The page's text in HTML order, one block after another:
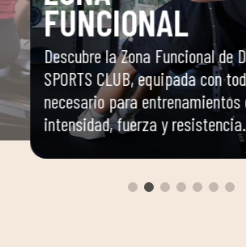
FUNCIONAL
Descubre la Zona Funcional de
SPORTS CLUB, equipada con
necesario para
intensidad, fuerza y resistencia.